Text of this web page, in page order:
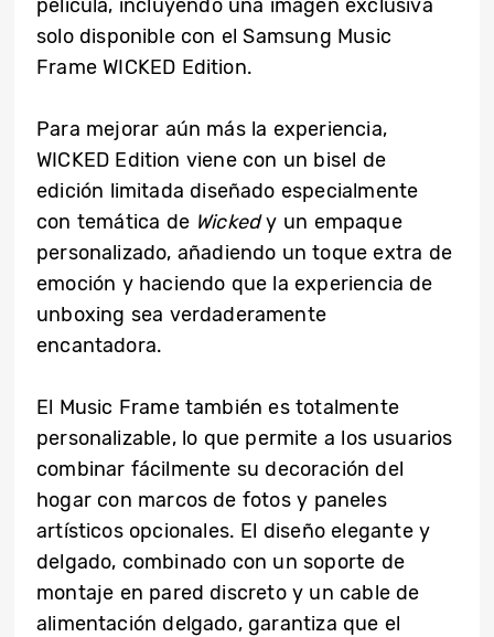
película, incluyendo una imagen exclusiva
solo disponible con el Samsung Music
Frame WICKED Edition.
Para mejorar aún más la experiencia,
WICKED Edition viene con un bisel de
edición limitada diseñado especialmente
con temática de Wickedy un empaque
personalizado, añadiendo un toque extra de
emoción y haciendo que la experiencia de
unboxing sea verdaderamente
encantadora.
El Music Frame también es totalmente
personalizable, lo que permite a los usuarios
combinar fácilmente su decoración del
hogar con marcos de fotos y paneles
artísticos opcionales. El diseño elegante y
delgado, combinado con un soporte de
montaje en pared discreto y un cable de
alimentación delgado, garantiza que el